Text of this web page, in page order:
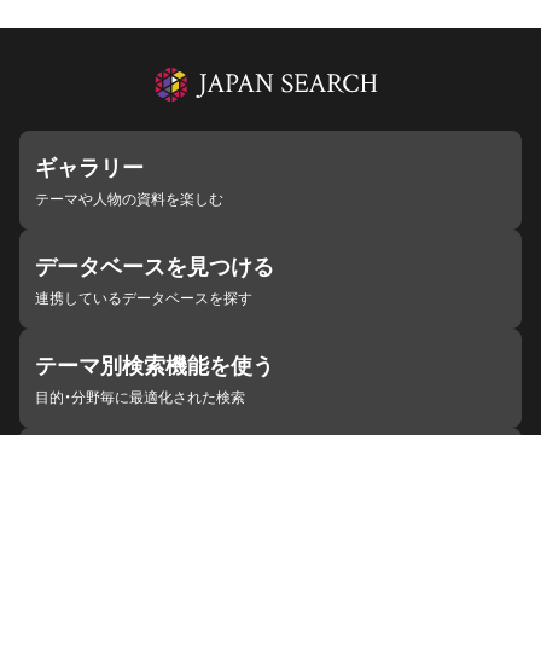
ギャラリー
テーマや人物の資料を楽しむ
データベースを見つける
連携しているデータベースを探す
テーマ別検索機能を使う
目的・分野毎に最適化された検索